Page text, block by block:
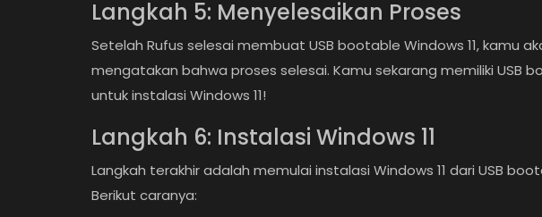
Langkah 5: Menyelesaikan Proses
Setelah Rufus selesai membuat USB bootable Windows 11, kamu
mengatakan bahwa proses selesai. Kamu sekarang memiliki USB
untuk instalasi Windows 11!
Langkah 6: Instalasi Windows 11
Langkah terakhir adalah memulai instalasi Windows 11 dari USB
Berikut caranya:
Informasi
Tren Ghiblifikasi Gambar ChatGPT:
Apa Pendapat Anda?
Ini